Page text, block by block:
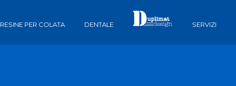
RESINE PER COLATA DENTALE SERVIZI